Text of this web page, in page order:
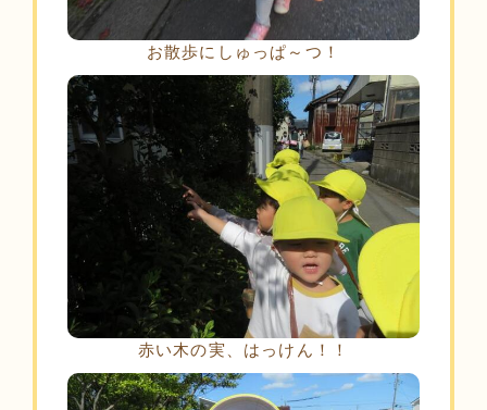
お散歩にしゅっぱ～つ！
赤い木の実、はっけん！！